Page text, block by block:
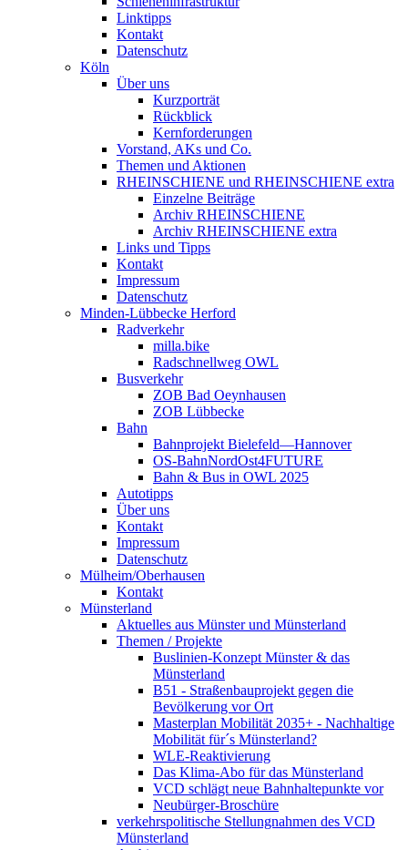
Linktipps
Kontakt
Datenschutz
Köln
Über uns
Kurzporträt
Rückblick
Kernforderungen
Vorstand, AKs und Co.
Themen und Aktionen
RHEINSCHIENE und RHEINSCHIENE extra
Einzelne Beiträge
Archiv RHEINSCHIENE
Archiv RHEINSCHIENE extra
Links und Tipps
Kontakt
Impressum
Datenschutz
Minden-Lübbecke Herford
Radverkehr
milla.bike
Radschnellweg OWL
Busverkehr
ZOB Bad Oeynhausen
ZOB Lübbecke
Bahn
Bahnprojekt Bielefeld—Hannover
OS-BahnNordOst4FUTURE
Bahn & Bus in OWL 2025
Autotipps
Über uns
Kontakt
Impressum
Datenschutz
Mülheim/Oberhausen
Kontakt
Münsterland
Aktuelles aus Münster und Münsterland
Themen / Projekte
Buslinien-Konzept Münster & das
Münsterland
B51 - Straßenbauprojekt gegen die
Bevölkerung vor Ort
Masterplan Mobilität 2035+ - Nachhaltige
Mobilität für´s Münsterland?
WLE-Reaktivierung
Das Klima-Abo für das Münsterland
VCD schlägt neue Bahnhaltepunkte vor
Neubürger-Broschüre
verkehrspolitische Stellungnahmen des VCD
Münsterland